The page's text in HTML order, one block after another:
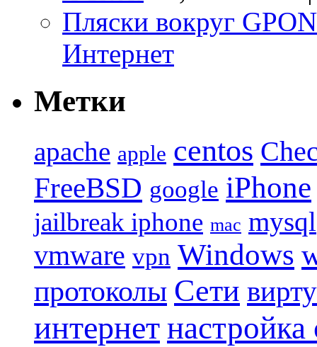
Пляски вокруг
Интернет
Метки
apache apple centos
FreeBSD google iPhone
jailbreak iphone mac mysql
vmware vpn Windows
протоколы Сети
интернет